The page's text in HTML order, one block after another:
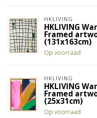
HKLIVING
HKLIVING
Framed
(131x163cm)
Op voorraad
HKLIVING
HKLIVING
Framed
(25x31cm)
Op voorraad